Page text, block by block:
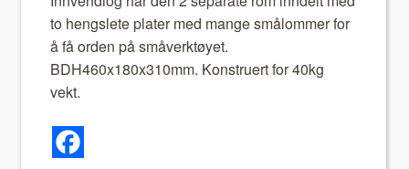
to hengslete plater med mange smålom­mer for
å få orden på småverk­tøyet.
BDH460x180x310mm. Kon­struert for 40kg
vekt.